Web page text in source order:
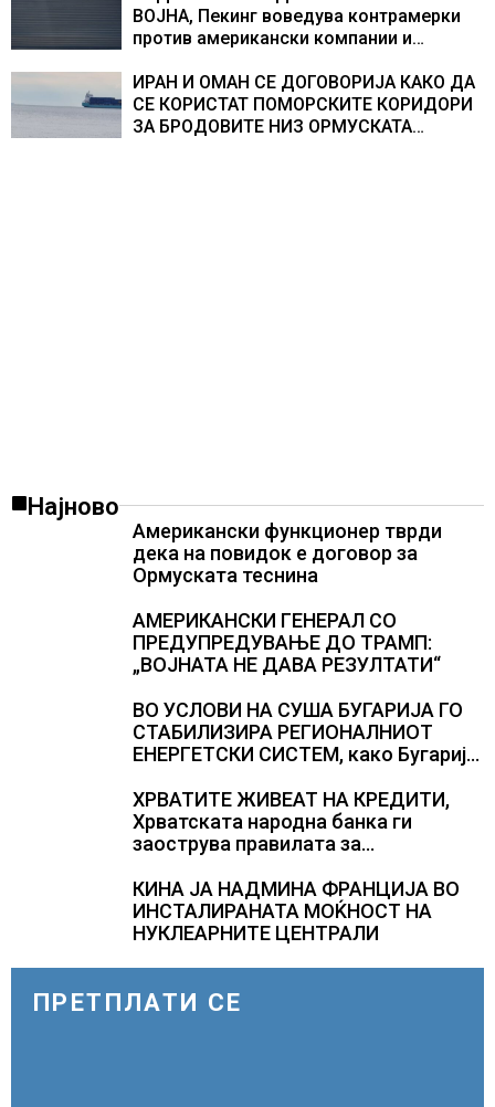
ВОЈНА, Пекинг воведува контрамерки
против американски компании и
ИРАН И ОМАН СЕ ДОГОВОРИЈА КАКО ДА
СЕ КОРИСТАТ ПОМОРСКИТЕ КОРИДОРИ
ЗА БРОДОВИТЕ НИЗ ОРМУСКАТА
Најново
Американски функционер тврди
дека на повидок е договор за
Ормуската теснина
АМЕРИКАНСКИ ГЕНЕРАЛ СО
ПРЕДУПРЕДУВАЊЕ ДО ТРАМП:
„ВОЈНАТА НЕ ДАВА РЕЗУЛТАТИ“
ВО УСЛОВИ НА СУША БУГАРИЈА ГО
СТАБИЛИЗИРА РЕГИОНАЛНИОТ
ЕНЕРГЕТСКИ СИСТЕМ, како Бугарија
складирање на енергија од батерии
ХРВАТИТЕ ЖИВЕАТ НА КРЕДИТИ,
Хрватската народна банка ги
заострува правилата за
зголемени ризици во финансискиот
систем
КИНА ЈА НАДМИНА ФРАНЦИЈА ВО
ИНСТАЛИРАНАТА МОЌНОСТ НА
НУКЛЕАРНИТЕ ЦЕНТРАЛИ
ПРЕТПЛАТИ СЕ